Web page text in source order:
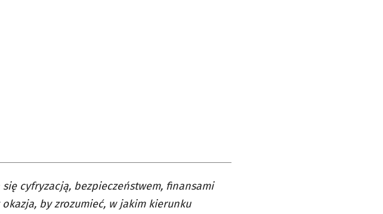
cyfryzacją, bezpieczeństwem, finansami
by zrozumieć, w jakim kierunku